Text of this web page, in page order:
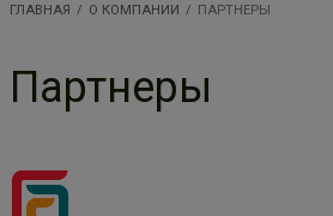
ГЛАВНАЯ О КОМПАНИИ ПАРТНЕРЫ
Партнеры